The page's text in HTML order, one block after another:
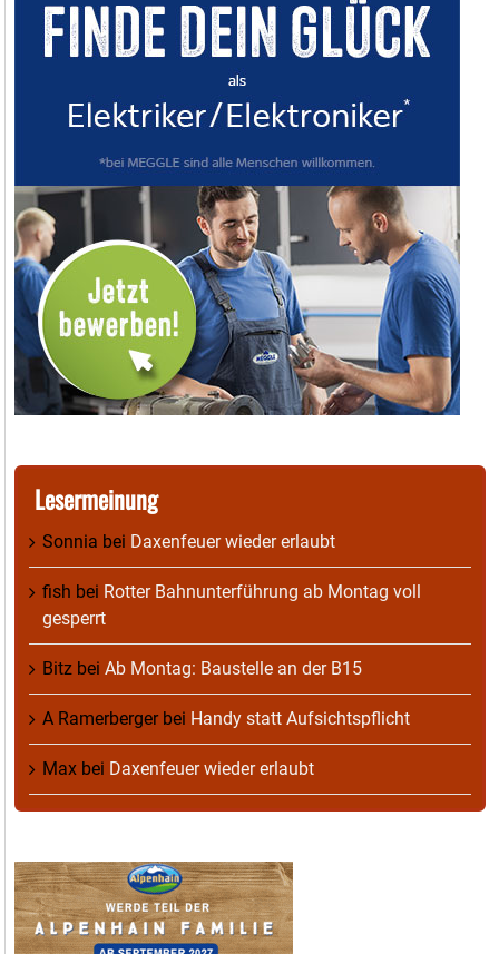
Lesermeinung
Sonnia bei Daxenfeuer wieder erlaubt
fish bei Rotter Bahnunterführung ab Montag voll
gesperrt
Bitz bei Ab Montag: Baustelle an der B15
A Ramerbergerbei Handy statt Aufsichtspflicht
Max bei Daxenfeuer wieder erlaubt